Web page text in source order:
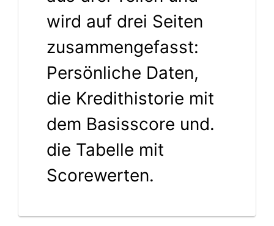
wird auf drei Seiten
zusammengefasst:
Persönliche Daten,
die Kredithistorie mit
dem Basisscore und.
die Tabelle mit
Scorewerten.